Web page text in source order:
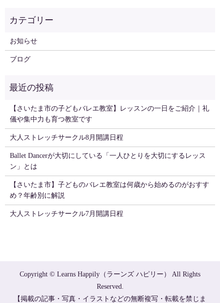
お知らせ
ブログ
【さいたま市の子どもバレエ教室】レッスンの一日をご紹介｜礼
儀や集中力も育つ教室です
大人ストレッチサークル8月開講日程
Ballet Dancerが大切にしている「一人ひとりを大切にするレッス
ン」とは
【さいたま市】子どものバレエ教室は何歳から始めるのがおすす
め？年齢別に解説
大人ストレッチサークル7月開講日程
Copyright © Learns Happily（ラーンズ ハピリー） All Rights
Reserved.
【掲載の記事・写真・イラストなどの無断複写・転載を禁じま